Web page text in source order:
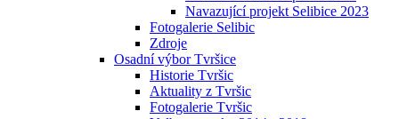
Navazující projekt Selibice 2023
Fotogalerie Selibic
Zdroje
Osadní výbor Tvršice
Historie Tvršic
Aktuality z Tvršic
Fotogalerie Tvršic